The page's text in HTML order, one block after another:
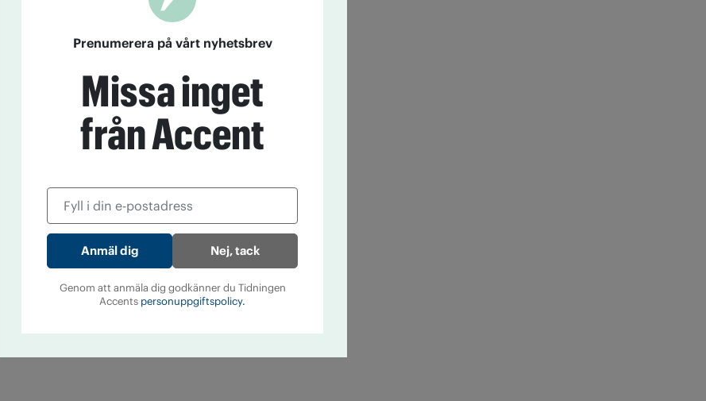
Prenumerera på vårt nyhetsbrev
Missa inget
från Accent
Nej, tack
Genom att anmäla dig godkänner du Tidningen
Accents personuppgiftspolicy.